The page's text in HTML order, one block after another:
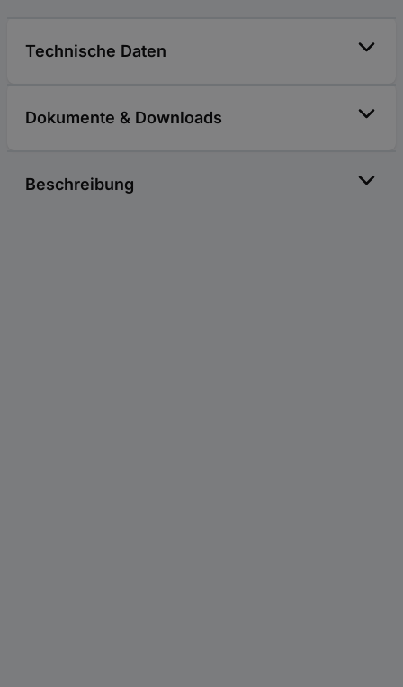
Technische Daten
Dokumente & Downloads
Beschreibung